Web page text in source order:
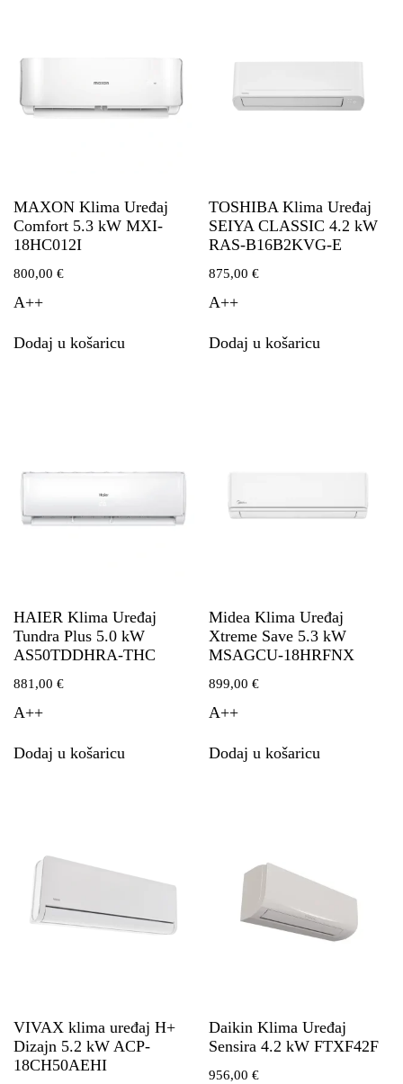
MAXON Klima Uređaj
Comfort 5.3 kW MXI-
18HC012I
800,00 €
A++
Dodaj u košaricu
TOSHIBA Klima Uređaj
SEIYA CLASSIC 4.2 kW
RAS-B16B2KVG-E
875,00€
A++
Dodaj u košaricu
HAIER Klima Uređaj
Tundra Plus 5.0 kW
AS50TDDHRA-THC
881,00 €
A++
Dodaj u košaricu
Midea Klima Uređaj
Xtreme Save 5.3 kW
MSAGCU-18HRFNX
899,00€
A++
Dodaj u košaricu
VIVAX klima uređaj H+
Dizajn 5.2 kW ACP-
18CH50AEHI
Daikin Klima Uređaj
Sensira 4.2 kW FTXF42F
956,00€